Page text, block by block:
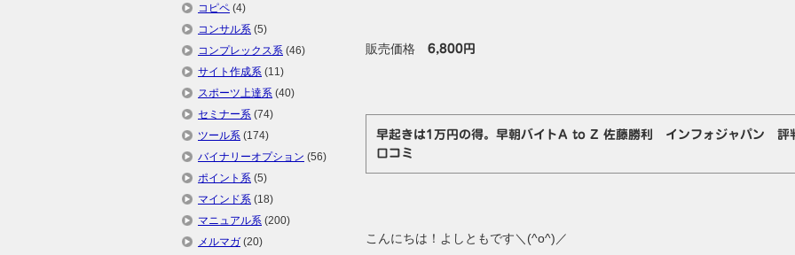
販売価格6,800円
早起きは1万円の得。早朝バイトA to Z 佐藤勝利 インフォジャパン
口コミ
こんにちは！よしともです＼(^o^)／
コピペ (4)
コンサル系 (5)
コンプレックス系 (46)
サイト作成系 (11)
スポーツ上達系 (40)
セミナー系 (74)
ツール系 (174)
バイナリーオプション (56)
ポイント系 (5)
マインド系 (18)
マニュアル系 (200)
メルマガ (20)